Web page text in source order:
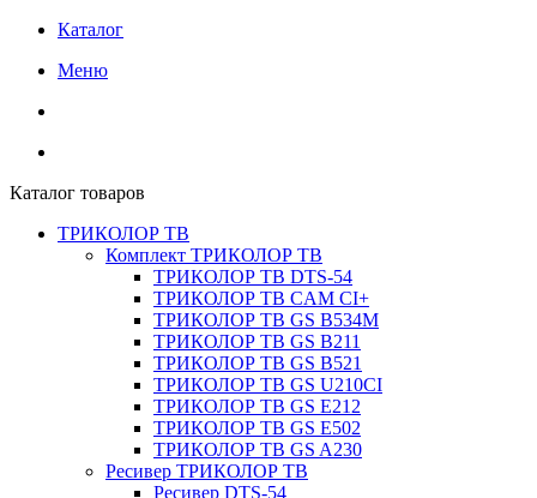
Каталог
Меню
Каталог товаров
ТРИКОЛОР ТВ
Комплект ТРИКОЛОР ТВ
ТРИКОЛОР ТВ DTS-54
ТРИКОЛОР ТВ CAM CI+
ТРИКОЛОР ТВ GS B534M
ТРИКОЛОР ТВ GS B211
ТРИКОЛОР ТВ GS B521
ТРИКОЛОР ТВ GS U210CI
ТРИКОЛОР ТВ GS E212
ТРИКОЛОР ТВ GS E502
ТРИКОЛОР ТВ GS A230
Ресивер ТРИКОЛОР ТВ
Ресивер DTS-54